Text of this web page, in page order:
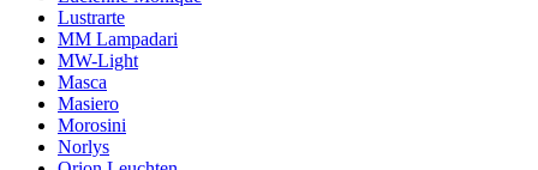
Lustrarte
MM Lampadari
MW-Light
Masca
Masiero
Morosini
Norlys